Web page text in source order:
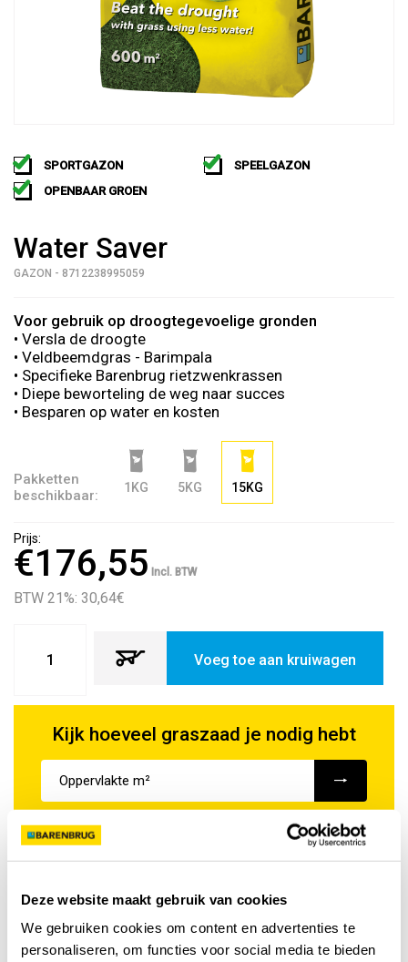
Deze website maakt gebruik van cookies
We gebruiken cookies om content en advertenties te
personaliseren, om functies voor social media te bieden
SPORTGAZON
SPEELGAZON
OPENBAAR GROEN
Water Saver
GAZON - 8712238995059
Voor gebruik op droogtegevoelige gronden
• Versla de droogte
• Veldbeemdgras - Barimpala
• Specifieke Barenbrug rietzwenkrassen
• Diepe beworteling de weg naar succes
• Besparen op water en kosten
Pakketten
beschikbaar:
1KG 5KG 15KG
Prijs:
€176,55Incl. BTW
BTW 21%: 30,64€
Voeg toe aan kruiwagen
Kijk hoeveel graszaad je nodig hebt
Je hebt nodig Voeg toe aan kruiwagen
Specificatie